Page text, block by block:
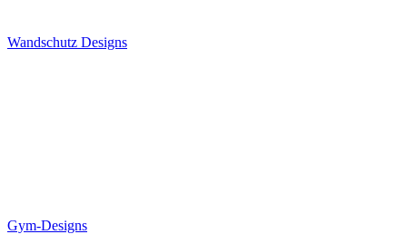
Wandschutz Designs
Gym-Designs